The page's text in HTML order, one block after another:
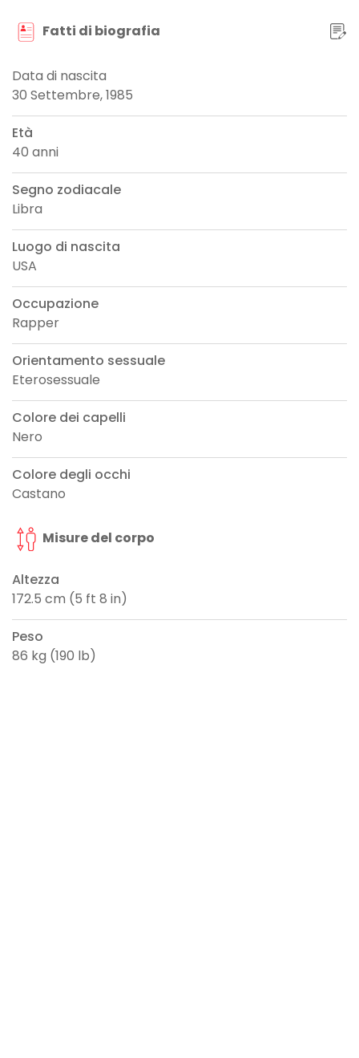
Fatti di biografia
Data di nascita
30 Settembre, 1985
Età
40 anni
Segno zodiacale
Libra
Luogo di nascita
USA
Occupazione
Rapper
Orientamento sessuale
Eterosessuale
Colore dei capelli
Nero
Colore degli occhi
Castano
Misure del corpo
Altezza
172.5 cm (5 ft 8 in)
Peso
86 kg (190 lb)